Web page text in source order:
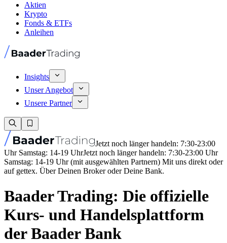
Aktien
Krypto
Fonds & ETFs
Anleihen
Insights
Unser Angebot
Unsere Partner
Jetzt noch länger handeln: 7:30-23:00
Uhr Samstag: 14-19 UhrJetzt noch länger handeln: 7:30-23:00 Uhr
Samstag: 14-19 Uhr (mit ausgewählten Partnern) Mit uns direkt oder
auf gettex. Über Deinen Broker oder Deine Bank.
Baader Trading: Die offizielle
Kurs- und Handelsplattform
der Baader Bank